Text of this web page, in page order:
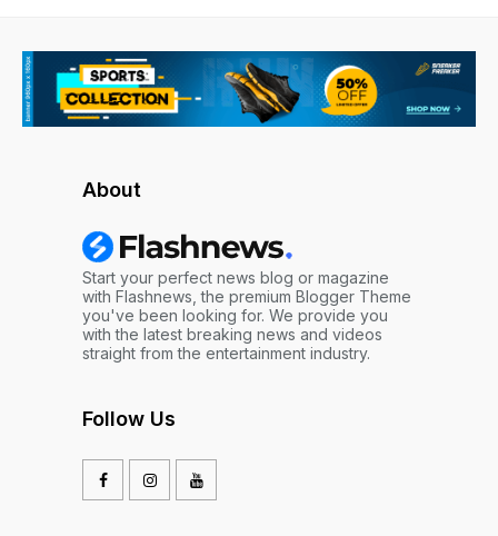
About
Start your perfect news blog or magazine
with Flashnews, the premium Blogger Theme
you've been looking for. We provide you
with the latest breaking news and videos
straight from the entertainment industry.
Follow Us